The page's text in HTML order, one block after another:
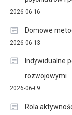
2026-06-16
Domowe
2026-06-13
Indywidualne
rozwojowymi
2026-06-09
Rola